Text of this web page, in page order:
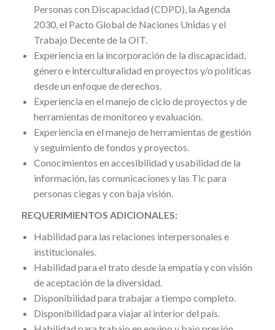
Personas con Discapacidad (CDPD), la Agenda
2030, el Pacto Global de Naciones Unidas y el
Trabajo Decente de la OIT.
Experiencia en la incorporación de la discapacidad,
género e interculturalidad en proyectos y/o políticas
desde un enfoque de derechos.
Experiencia en el manejo de ciclo de proyectos y de
herramientas de monitoreo y evaluación.
Experiencia en el manejo de herramientas de gestión
y seguimiento de fondos y proyectos.
Conocimientos en accesibilidad y usabilidad de la
información, las comunicaciones y las Tic para
personas ciegas y con baja visión.
REQUERIMIENTOS ADICIONALES:
Habilidad para las relaciones interpersonales e
institucionales.
Habilidad para el trato desde la empatía y con visión
de aceptación de la diversidad.
Disponibilidad para trabajar a tiempo completo.
Disponibilidad para viajar al interior del país.